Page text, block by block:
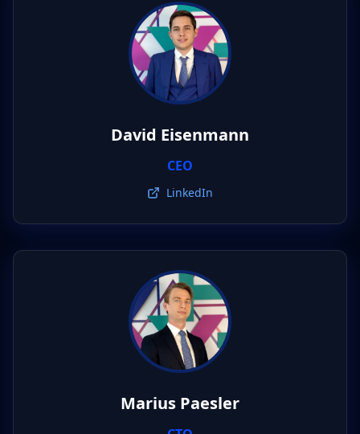
David Eisenmann
CEO
LinkedIn
Marius Paesler